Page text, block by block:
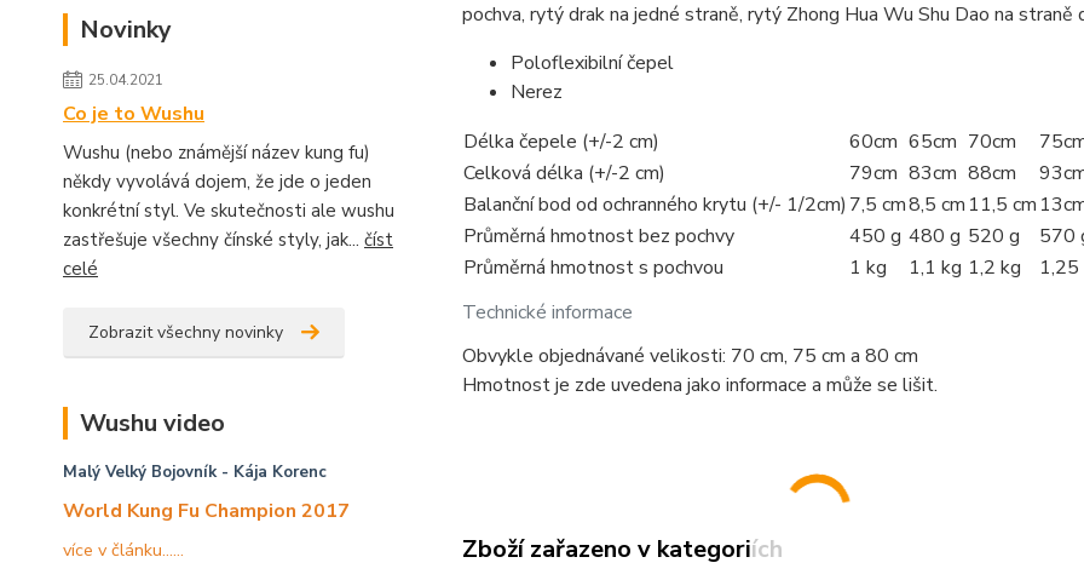
Novinky
25.04.2021
Co je to Wushu
Wushu (nebo známější název kung fu)
někdy vyvolává dojem, že jde o jeden
konkrétní styl. Ve skutečnosti ale wushu
zastřešuje všechny čínské styly, jak... číst
celé
Zobrazit všechny novinky
Wushu video
Malý Velký Bojovník- Kája Korenc
World Kung Fu Champion 2017
více v článku......
pochva, rytý drak na jedné straně, rytý Zhong Hua Wu Shu Dao na straně
Poloflexibilní čepel
Nerez
Technické informace
Délka čepele (+/-2 cm) 60cm 65cm 70cm
Celková délka (+/-2 cm)
79cm 83cm 88cm
Balanční bod od ochranného krytu (+/- 1/2cm) 7,5 cm8,5 cm 11,5 cm
Průměrná hmotnost bez pochvy
450 g 480 g 520 g
570
Průměrná hmotnost s pochvou
1 kg 1,1 kg 1,2 kg 1,25
Obvykle objednávané velikosti: 70 cm, 75 cm a 80 cm
Hmotnost je zde uvedena jako informace a může se lišit.
Zboží zařazeno v kategoriích